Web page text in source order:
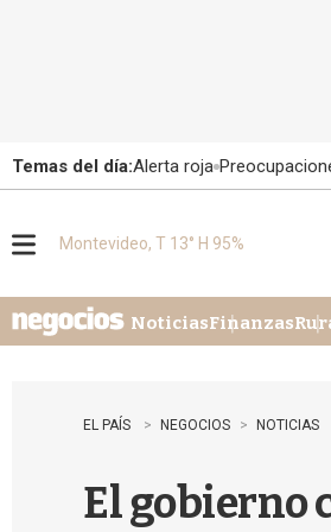
Temas del día:Alerta roja
u
Montevideo, T 13° H 95%
NoticiasFinanzas
EL PAÍS NEGOCIOS NOTICIAS
El gobierno